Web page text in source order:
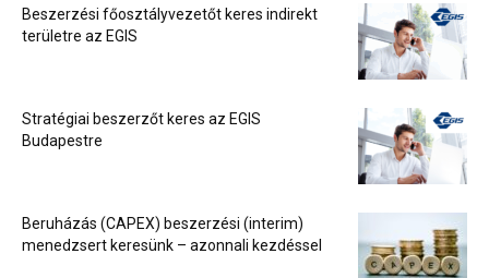
Beszerzési főosztályvezetőt keres indirekt
területre az EGIS
Stratégiai beszerzőt keres az EGIS
Budapestre
Beruházás (CAPEX) beszerzési (interim)
menedzsert keresünk – azonnali kezdéssel